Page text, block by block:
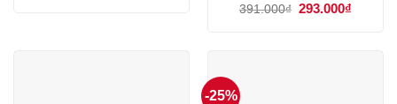
391.000₫ Giá
293.000₫
-25%